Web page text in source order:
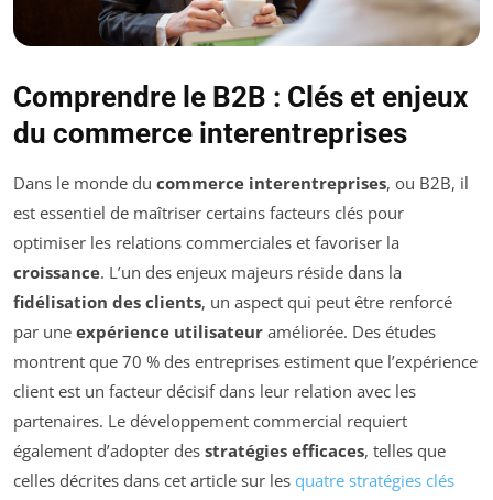
Comprendre le B2B : Clés et enjeux
du commerce interentreprises
Dans le monde du commerce interentreprises, ou B2B, il
est essentiel de maîtriser certains facteurs clés pour
optimiser les relations commerciales et favoriser la
croissance. L’un des enjeux majeurs réside dans la
fidélisation des clients, un aspect qui peut être renforcé
par une expérience utilisateur améliorée. Des études
montrent que 70 % des entreprises estiment que l’expérience
client est un facteur décisif dans leur relation avec les
partenaires. Le développement commercial requiert
également d’adopter des stratégies efficaces, telles que
celles décrites dans cet article sur les quatre stratégies clés